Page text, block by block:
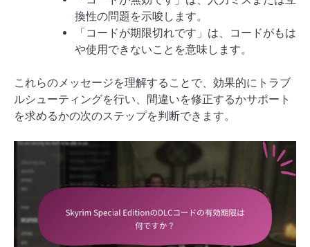
換性の問題を示唆します。
「コードが期限切れです」は、コードがもは
や使用できないことを意味します。
これらのメッセージを理解することで、効果的にトラブ
ルシューティングを行い、間違いを修正するかサポート
を求めるかの次のステップを判断できます。